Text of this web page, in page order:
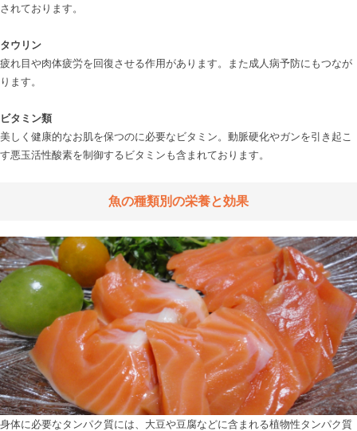
されております。
タウリン
疲れ目や肉体疲労を回復させる作用があります。また成人病予防にもつなが
ります。
ビタミン類
美しく健康的なお肌を保つのに必要なビタミン。動脈硬化やガンを引き起こ
す悪玉活性酸素を制御するビタミンも含まれております。
魚の種類別の栄養と効果
身体に必要なタンパク質には、大豆や豆腐などに含まれる植物性タンパク質